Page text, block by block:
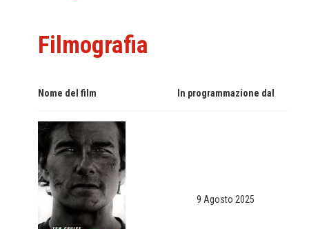
Filmografia
Nome del film In programmazione dal
9 Agosto 2025